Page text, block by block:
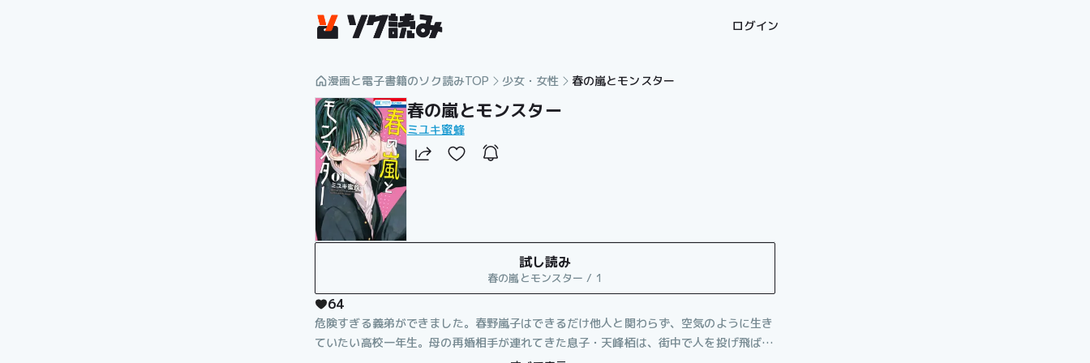
ログイン
漫画と電子書籍のソク読みTOP 少女・女性 春の嵐とモンスター
春の嵐とモンスター
ミユキ蜜蜂
試し読み
春の嵐とモンスター / 1
64
危険すぎる義弟ができました。春野嵐子はできるだけ他人と関わらず、空気のように生き
ていたい高校一年生。母の再婚相手が連れてきた息子・天峰栢は、街中で人を投げ飛ばす